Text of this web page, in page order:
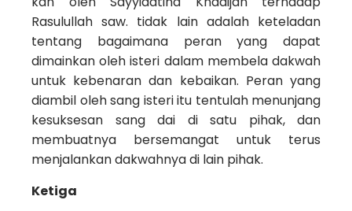
Rasulullah saw. tidak lain adalah keteladan
tentang bagaimana peran yang dapat
dimainkan oleh isteri dalam membela dakwah
untuk kebenaran dan kebaikan. Peran yang
diambil oleh sang isteri itu tentulah menunjang
kesuksesan sang dai di satu pihak, dan
membuatnya bersemangat untuk terus
menjalankan dakwahnya di lain pihak.
Ketiga